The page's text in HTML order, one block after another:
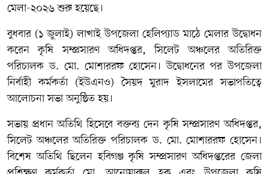
মেলা-২০২৬ শুরু হয়েছে।
বুধবার (১ জুলাই) লাখাই উপজেলা হেলিপ্যাড মাঠে মেলার উদ্বোধন
করেন কৃষি সম্প্রসারণ অধিদপ্তর, সিলেট অঞ্চলের অতিরিক্ত
পরিচালক ড. মো. মোশাররফ হোসেন। উদ্বোধনের পর উপজেলা
নির্বাহী কর্মকর্তা (ইউএনও) সৈয়দ মুরাদ ইসলামের সভাপতিত্বে
আলোচনা সভা অনুষ্ঠিত হয়।
সভায় প্রধান অতিথি হিসেবে বক্তব্য দেন কৃষি সম্প্রসারণ অধিদপ্তর,
সিলেট অঞ্চলের অতিরিক্ত পরিচালক ড. মো. মোশাররফ হোসেন।
বিশেষ অতিথি ছিলেন হবিগঞ্জ কৃষি সম্প্রসারণ অধিদপ্তরের জেলা